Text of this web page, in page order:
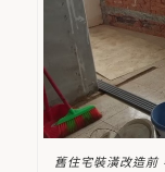
舊住宅裝潢改造前